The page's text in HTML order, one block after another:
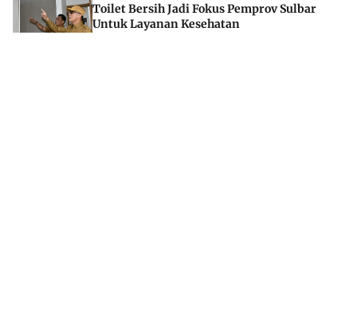
Toilet Bersih Jadi Fokus Pemprov Sulbar
Untuk Layanan Kesehatan